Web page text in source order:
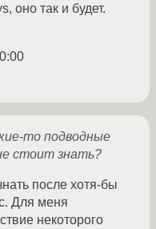
оно так и будет.
то подводные
стоит знать?
после хотя-бы
Для меня
некоторого